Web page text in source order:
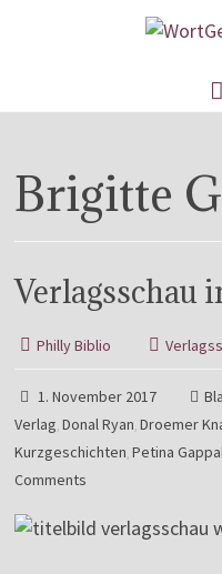
Brigitte
Verlagsschau
Philly Biblio
1. November 2017
Verlag,Donal Ryan,Droemer
Kurzgeschichten,Petina
Comments